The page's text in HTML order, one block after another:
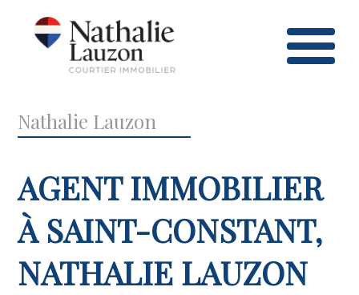
Nathalie Lauzon
AGENT IMMOBILIER
À SAINT-CONSTANT,
NATHALIE LAUZON